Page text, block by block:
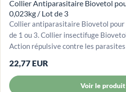
Collier Antiparasitaire Biovetol
0,023kg / Lot de 3
Collier antiparasitaire Biovetol pour
de 1 ou 3. Collier insectifuge
Action répulsive contre les
22,77 EUR
Voir le produit